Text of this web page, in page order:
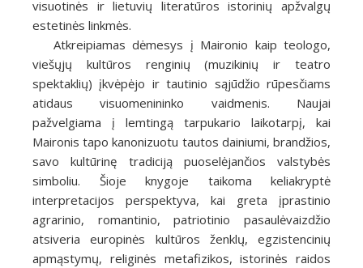
visuotinės ir lietuvių literatūros istorinių apžvalgų
estetinės linkmės.
Atkreipiamas dėmesys į Maironio kaip teologo,
viešųjų kultūros renginių (muzikinių ir teatro
spektaklių) įkvėpėjo ir tautinio sąjūdžio rūpesčiams
atidaus visuomenininko vaidmenis. Naujai
pažvelgiama į lemtingą tarpukario laikotarpį, kai
Maironis tapo kanonizuotu tautos dainiumi, brandžios,
savo kultūrinę tradiciją puoselėjančios valstybės
simboliu. Šioje knygoje taikoma keliakryptė
interpretacijos perspektyva, kai greta įprastinio
agrarinio, romantinio, patriotinio pasaulėvaizdžio
atsiveria europinės kultūros ženklų, egzistencinių
apmąstymų, religinės metafizikos, istorinės raidos